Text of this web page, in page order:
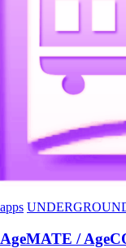
apps
AgeMATE /